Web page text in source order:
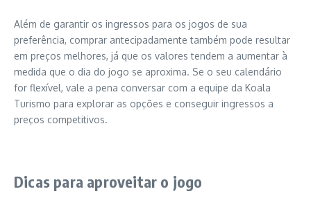
Além de garantir os ingressos para os jogos de sua
preferência, comprar antecipadamente também pode resultar
em preços melhores, já que os valores tendem a aumentar à
medida que o dia do jogo se aproxima. Se o seu calendário
for flexível, vale a pena conversar com a equipe da Koala
Turismo para explorar as opções e conseguir ingressos a
preços competitivos.
Dicas para aproveitar o jogo